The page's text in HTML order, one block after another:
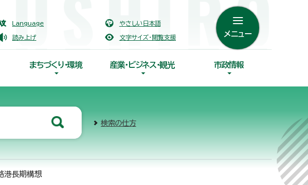
Language やさしい日本語
読み上げ 文字サイズ・閲覧支援 メニュー
まちづくり・環境 産業・ビジネス・観光 市政情報
検索の仕方
港長期構想